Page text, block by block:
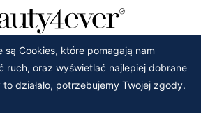
są Cookies, które pomagają nam
ruch, oraz wyświetlać najlepiej dobrane
działało, potrzebujemy Twojej zgody.